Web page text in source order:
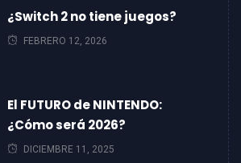
¿Switch 2 no tiene juegos?
FEBRERO 12, 2026
El FUTURO de NINTENDO:
¿Cómo será 2026?
DICIEMBRE 11, 2025